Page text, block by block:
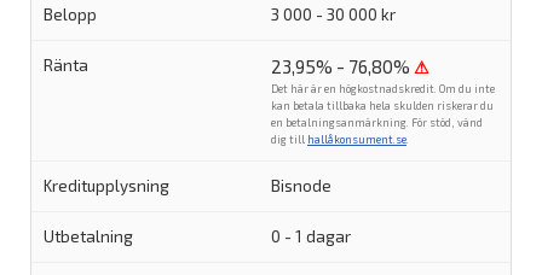
3 000 - 30 000 kr
23,95% - 76,80% ⚠
Det här är en högkostnadskredit. Om du inte
kan betala tillbaka hela skulden riskerar du
en betalningsanmärkning. För stöd, vänd
dig till hallåkonsument.se
Bisnode
0 - 1 dagar